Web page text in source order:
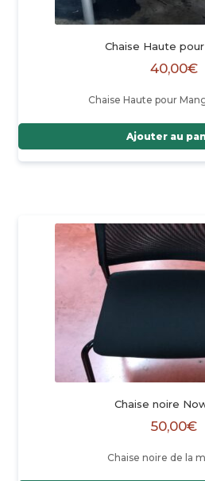
Chaise Haute
40,00€
Chaise Haute pour
Ajouter au
Chaise noire
50,00€
Chaise noire de la